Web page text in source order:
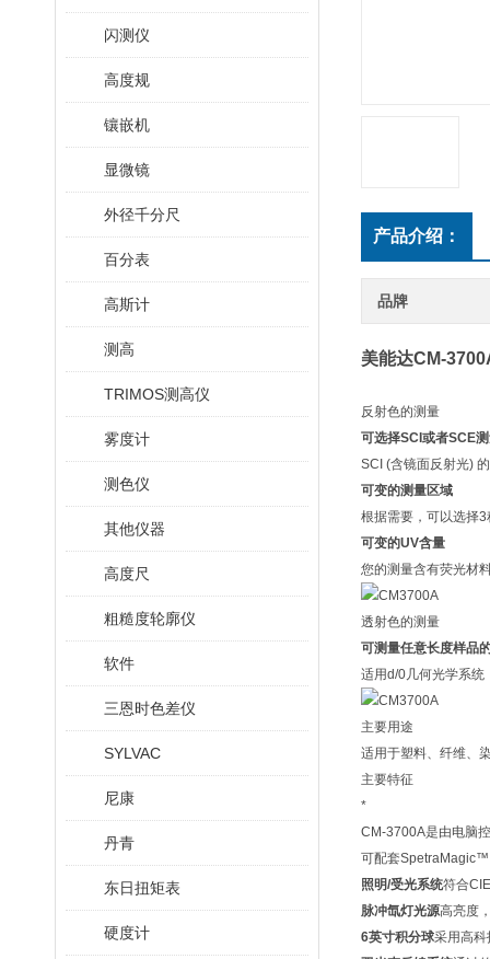
闪测仪
高度规
镶嵌机
显微镜
外径千分尺
百分表
高斯计
测高
TRIMOS测高仪
雾度计
测色仪
其他仪器
高度尺
粗糙度轮廓仪
软件
三恩时色差仪
SYLVAC
尼康
丹青
东日扭矩表
硬度计
产品介绍：
品牌
美能达CM-
反射色的测量
可选择SCI或者SCE
SCI (含镜面反射光)
可变的测量区域
根据需要，可以选择
可变的UV含量
您的测量含有荧光材
透射色的测量
可测量任意长度样品
适用d/0几何光学系统
主要用途
适用于塑料、纤维、
主要特征
*
CM-3700A是由电脑
可配套
照明/受光系统符合
脉冲氙灯光源高亮度
6英寸积分球采用高科